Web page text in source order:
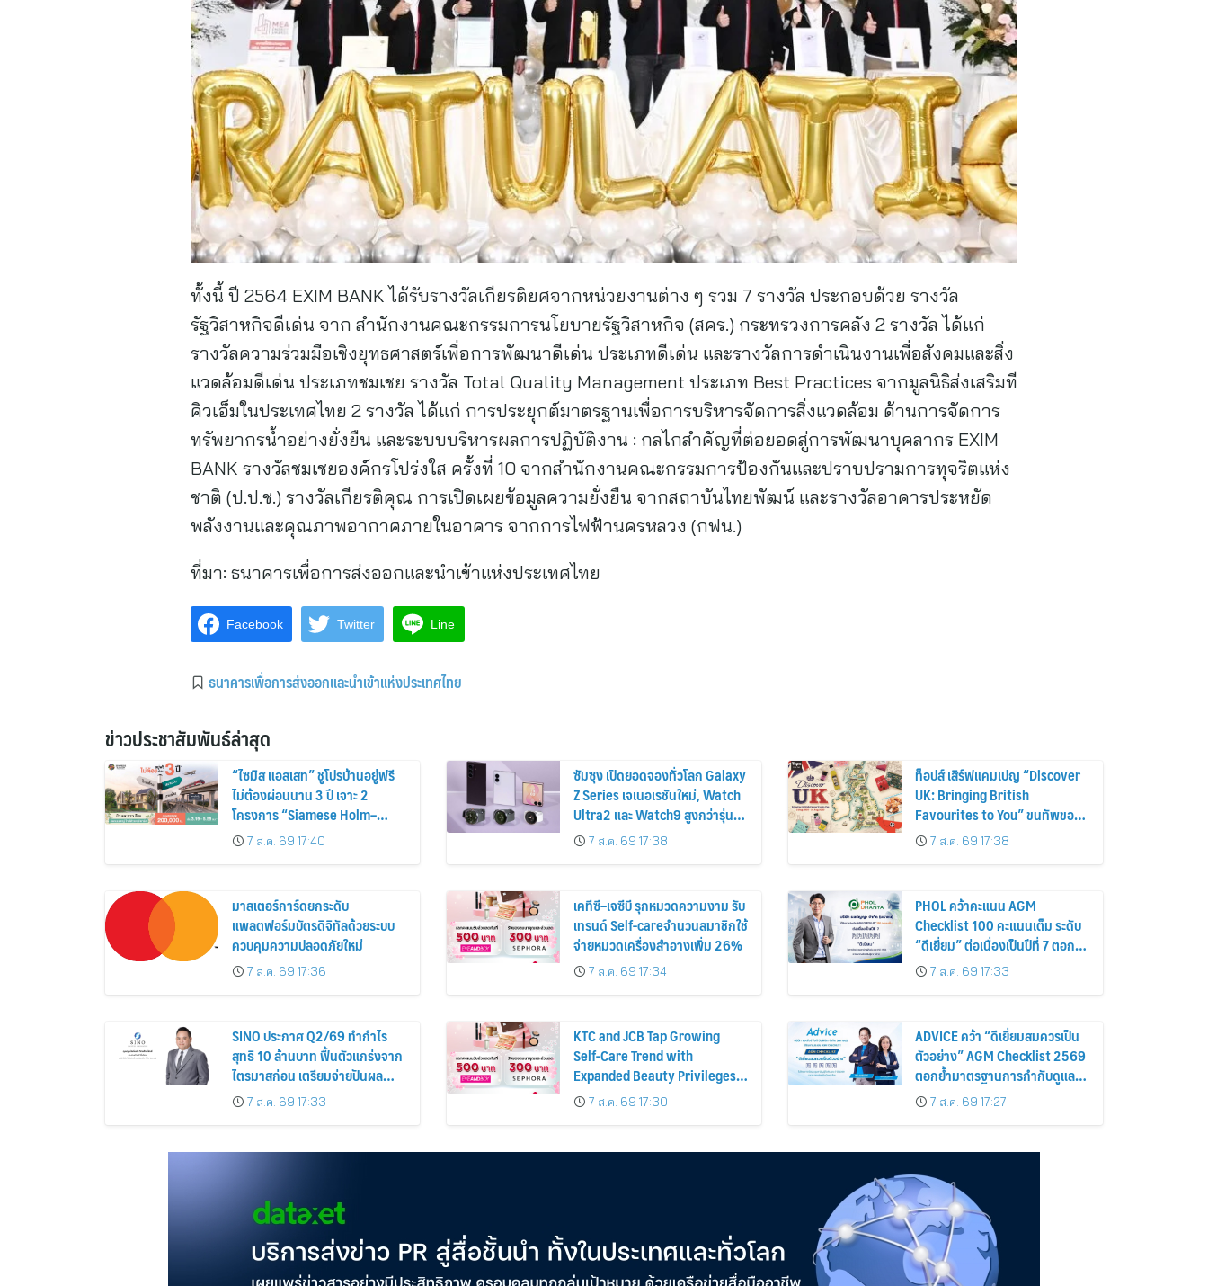
ทั้งนี้ ปี 2564 EXIM BANK ได้รับรางวัลเกียรติยศจากหน่วยงานต่าง ๆ รวม 7 รางวัล ประกอบด้วย รางวัล
รัฐวิสาหกิจดีเด่น จาก สำนักงานคณะกรรมการนโยบายรัฐวิสาหกิจ (สคร.) กระทรวงการคลัง 2 รางวัล ได้แก่
รางวัลความร่วมมือเชิงยุทธศาสตร์เพื่อการพัฒนาดีเด่น ประเภทดีเด่น และรางวัลการดำเนินงานเพื่อสังคมและสิ่ง
แวดล้อมดีเด่น ประเภทชมเชย รางวัล Total Quality Management ประเภท Best Practices จากมูลนิธิส่งเสริมที
คิวเอ็มในประเทศไทย 2 รางวัล ได้แก่ การประยุกต์มาตรฐานเพื่อการบริหารจัดการสิ่งแวดล้อม ด้านการจัดการ
ทรัพยากรน้ำอย่างยั่งยืน และระบบบริหารผลการปฏิบัติงาน : กลไกสำคัญที่ต่อยอดสู่การพัฒนาบุคลากร EXIM
BANK รางวัลชมเชยองค์กรโปร่งใส ครั้งที่ 10 จากสำนักงานคณะกรรมการป้องกันและปราบปรามการทุจริตแห่ง
ชาติ (ป.ป.ช.) รางวัลเกียรติคุณ การเปิดเผยข้อมูลความยั่งยืน จากสถาบันไทยพัฒน์ และรางวัลอาคารประหยัด
พลังงานและคุณภาพอากาศภายในอาคาร จากการไฟฟ้านครหลวง (กฟน.)
ที่มา: ธนาคารเพื่อการส่งออกและนำเข้าแห่งประเทศไทย
Facebook Twitter Line
ธนาคารเพื่อการส่งออกและนำเข้าแห่งประเทศไทย
ข่าวประชาสัมพันธ์ล่าสุด
“ไซมิส แอสเสท” ชูโปรบ้านอยู่ฟรี
ไม่ต้องผ่อนนาน 3 ปี เจาะ 2
โครงการ “Siamese Holm–
Siamese Blossom” พร้อม
ส่วนลดและสิทธิพิเศษถึง 31
7 ส.ค. 69 17:40
ซัมซุง เปิดยอดจองทั่วโลก Galaxy
Z Series เจเนอเรชันใหม่, Watch
Ultra2 และ Watch9 สูงกว่ารุ่น
ก่อนหน้ากว่า 30%
7 ส.ค. 69 17:38
ท็อปส์ เสิร์ฟแคมเปญ “Discover
UK: Bringing British
Favourites to You” ขนทัพของ
อร่อยและไอเท็มฮิตจากสหราช
อาณาจักร ส่งตรงถึงมือตั้งแต่วัน
7 ส.ค. 69 17:38
มาสเตอร์การ์ดยกระดับ
แพลตฟอร์มบัตรดิจิทัลด้วยระบบ
ควบคุมความปลอดภัยใหม่
7 ส.ค. 69 17:36
เคทีซี–เจซีบี รุกหมวดความงาม รับ
เทรนด์ Self-careจำนวนสมาชิกใช้
จ่ายหมวดเครื่องสำอางเพิ่ม 26%
7 ส.ค. 69 17:34
PHOL คว้าคะแนน AGM
Checklist 100 คะแนนเต็ม ระดับ
“ดีเยี่ยม” ต่อเนื่องเป็นปีที่ 7 ตอกย้ำ
การดำเนินธุรกิจตามหลักธรรมาภิ
บาล โปร่งใส สร้างความเชื่อมั่นผู้
7 ส.ค. 69 17:33
SINO ประกาศ Q2/69 ทำกำไร
สุทธิ 10 ล้านบาท ฟื้นตัวแกร่งจาก
ไตรมาสก่อน เตรียมจ่ายปันผล
ระหว่างกาล 0.014423 บาทต่อหุ้น
ครึ่งปีหลังมุ่งเติบโตต่อเนื่อง
7 ส.ค. 69 17:33
KTC and JCB Tap Growing
Self-Care Trend with
Expanded Beauty Privileges
Number of KTC JCB
Cardmembers Spending on
7 ส.ค. 69 17:30
ADVICE คว้า “ดีเยี่ยมสมควรเป็น
ตัวอย่าง” AGM Checklist 2569
ตอกย้ำมาตรฐานการกำกับดูแล
กิจการที่ดี
7 ส.ค. 69 17:27